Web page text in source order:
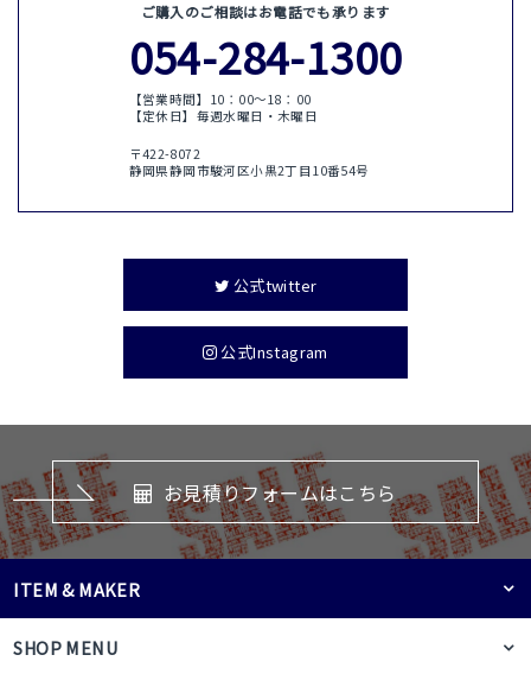
ご購入のご相談はお電話でも承ります
054-284-1300
【営業時間】10：00〜18：00
【定休日】毎週水曜日・木曜日
〒422-8072
静岡県静岡市駿河区小黒2丁目10番54号
公式twitter
公式Instagram
お見積りフォームはこちら
SHOP MENU
ITEM & MAKER